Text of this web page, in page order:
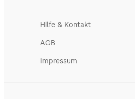
Hilfe & Kontakt
AGB
Impressum